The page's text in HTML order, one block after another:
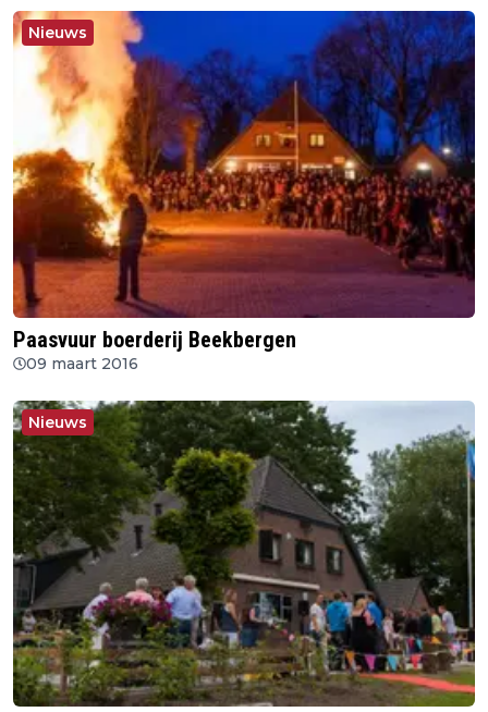
Nieuws
Paasvuur boerderij Beekbergen
09 maart 2016
Nieuws